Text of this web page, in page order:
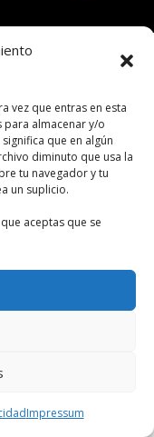
vez que entras en esta
almacenar y/o
que en algún
diminuto que usa la
tu navegador y tu
un suplicio.
aceptas que se
Impressum